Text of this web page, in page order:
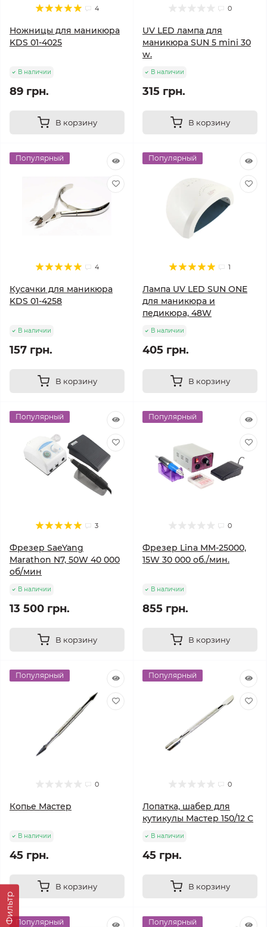
Фильтр
4
Ножницы для маникюра
KDS 01-4025
В наличии
89 грн.
В корзину
0
UV LED лампа для
маникюра SUN 5 mini 30
w.
В наличии
315 грн.
В корзину
Популярный
4
Кусачки для маникюра
KDS 01-4258
В наличии
157 грн.
В корзину
Популярный
1
Лампа UV LED SUN ONE
для маникюра и
педикюра, 48W
В наличии
405 грн.
В корзину
Популярный
3
Фрезер SaeYang
Marathon N7, 50W 40 000
об/мин
В наличии
13 500 грн.
В корзину
Популярный
0
Фрезер Lina MM-25000,
15W 30 000 об./мин.
В наличии
855 грн.
В корзину
Популярный
0
Копье Мастер
В наличии
45 грн.
В корзину
Популярный
0
Лопатка, шабер для
кутикулы Мастер 150/12 С
В наличии
45 грн.
В корзину
Популярный Популярный